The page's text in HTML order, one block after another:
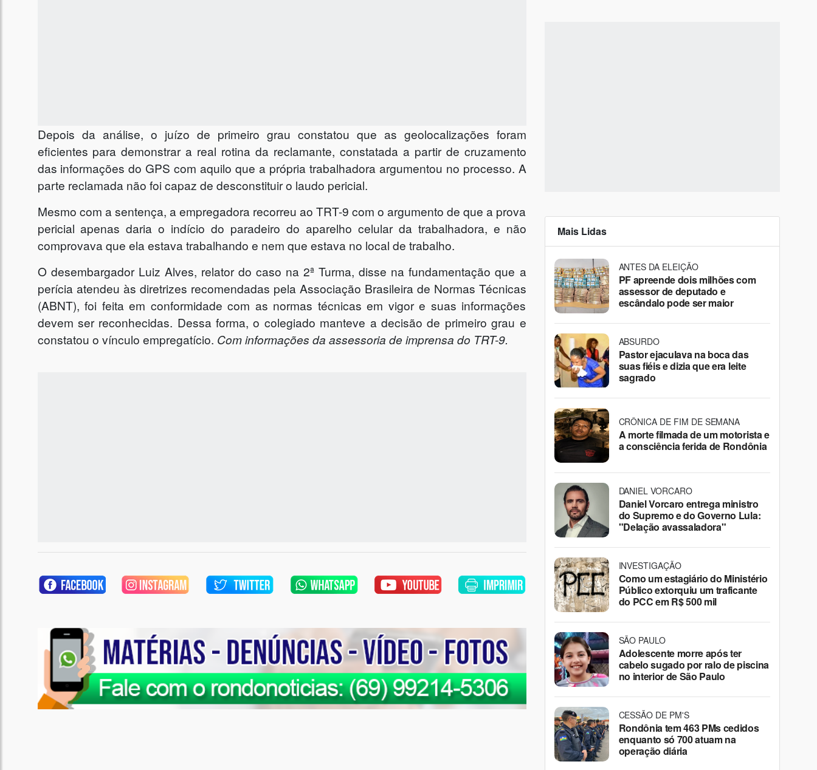
Depois da análise, o juízo de primeiro grau constatou que as geolocalizações foram
eficientes para demonstrar a real rotina da reclamante, constatada a partir de cruzamento
das informações do GPS com aquilo que a própria trabalhadora argumentou no processo. A
parte reclamada não foi capaz de desconstituir o laudo pericial.
Mesmo com a sentença, a empregadora recorreu ao TRT-9 com o argumento de que a prova
pericial apenas daria o indício do paradeiro do aparelho celular da trabalhadora, e não
comprovava que ela estava trabalhando e nem que estava no local de trabalho.
O desembargador Luiz Alves, relator do caso na 2ª Turma, disse na fundamentação que a
perícia atendeu às diretrizes recomendadas pela Associação Brasileira de Normas Técnicas
(ABNT), foi feita em conformidade com as normas técnicas em vigor e suas informações
devem ser reconhecidas. Dessa forma, o colegiado manteve a decisão de primeiro grau e
constatou o vínculo empregatício. Com informações da assessoria de imprensa do TRT-9.
Mais Lidas
ANTES DA ELEIÇÃO
PF apreende dois milhões com
assessor de deputado e
escândalo pode ser maior
ABSURDO
Pastor ejaculava na boca das
suas fiéis e dizia que era leite
sagrado
CRÔNICA DE FIM DE SEMANA
A morte filmada de um motorista e
a consciência ferida de Rondônia
DANIEL VORCARO
Daniel Vorcaro entrega ministro
do Supremo e do Governo Lula:
"Delação avassaladora"
INVESTIGAÇÃO
Como um estagiário do Ministério
Público extorquiu um traficante
do PCC em R$ 500 mil
SÃO PAULO
Adolescente morre após ter
cabelo sugado por ralo de piscina
no interior de São Paulo
CESSÃO DE PM'S
Rondônia tem 463 PMs cedidos
enquanto só 700 atuam na
operação diária